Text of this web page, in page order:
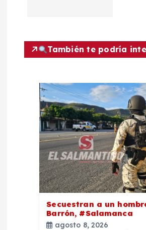
ó
También te podría
Secuestran a un
Barrón, #Salamanca
agosto 8, 2026